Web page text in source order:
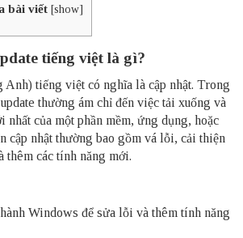
bài viết [show]
tiếng việt là gì?
Anh) tiếng việt có nghĩa là cập nhật. Trong
thường ám chỉ đến việc tải xuống và
nhất của một phần mềm, ứng dụng, hoặc
cập nhật thường bao gồm vá lỗi, cải thiện
thêm các tính năng mới.
Windows để sửa lỗi và thêm tính năng